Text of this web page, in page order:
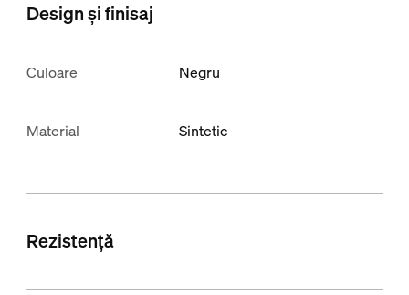
Design și finisaj
Culoare Negru
Material Sintetic
Rezistență